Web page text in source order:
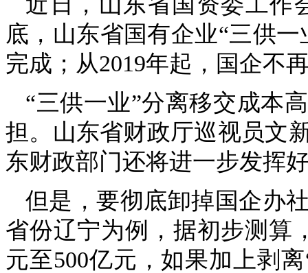
底，山东省国有企业“三供
完成；从2019年起，国企不
“三供一业”分离移交成本
担。山东省财政厅巡视员文
东财政部门还将进一步发挥
但是，要彻底卸掉国企办
省份辽宁为例，据初步测算
元至500亿元，如果加上剥